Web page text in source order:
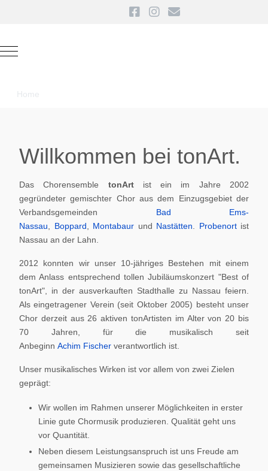
Mobile Menu Toggle
Home
Willkommen bei tonArt.
Das Chorensemble tonArt ist ein im Jahre 2002
gegründeter gemischter Chor aus dem Einzugsgebiet der
Verbandsgemeinden Bad Ems-
Nassau
Boppard Montabaur und Nastätten Probenortist
Nassau an der Lahn.
2012 konnten wir unser 10-jähriges Bestehen mit einem
dem Anlass entsprechend tollen Jubiläumskonzert "Best of
tonArt", in der ausverkauften Stadthalle zu Nassau feiern.
Als eingetragener Verein (seit Oktober 2005) besteht unser
Chor derzeit aus 26 aktiven tonArtisten im Alter von 20 bis
70 Jahren, für die musikalisch seit
Anbeginn Achim Fischer verantwortlich ist.
Unser musikalisches Wirken ist vor allem von zwei Zielen
geprägt:
Wir wollen im Rahmen unserer Möglichkeiten in erster
Linie gute Chormusik produzieren. Qualität geht uns
vor Quantität.
Neben diesem Leistungsanspruch ist uns Freude am
gemeinsamen Musizieren sowie das gesellschaftliche